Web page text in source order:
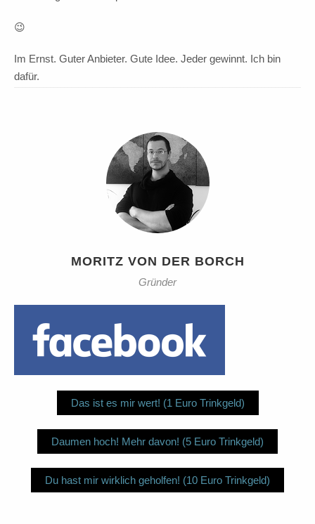
😉
Im Ernst. Guter Anbieter. Gute Idee. Jeder gewinnt. Ich bin
dafür.
MORITZ VON DER BORCH
Gründer
Das ist es mir wert! (1 Euro Trinkgeld)
Daumen hoch! Mehr davon! (5 Euro Trinkgeld)
Du hast mir wirklich geholfen! (10 Euro Trinkgeld)